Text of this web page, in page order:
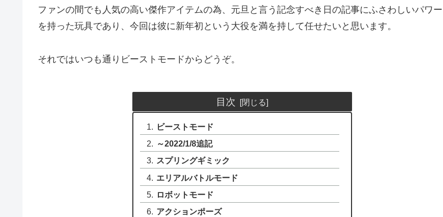
ファンの間でも人気の高い傑作アイテムの為、元旦と言う記念すべき日の記事にふさわしいパワー
を持った玩具であり、今回は彼に新年初という大役を満を持して任せたいと思います。
それではいつも通りビーストモードからどうぞ。
目次
ビーストモード
～2022/1/8追記
スプリングギミック
エリアルバトルモード
ロボットモード
アクションポーズ